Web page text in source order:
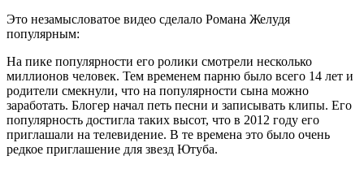
Это незамысловатое видео сделало Романа Желудя
популярным:
На пике популярности его ролики смотрели несколько
миллионов человек. Тем временем парню было всего 14 лет и
родители смекнули, что на популярности сына можно
заработать. Блогер начал петь песни и записывать клипы. Его
популярность достигла таких высот, что в 2012 году его
приглашали на телевидение. В те времена это было очень
редкое приглашение для звезд Ютуба.